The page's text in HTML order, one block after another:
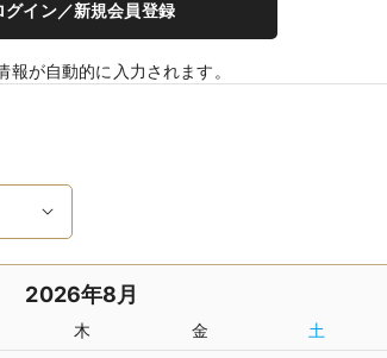
グイン／新規会員登録
が自動的に入力されます。
2026年8月
木 金 土